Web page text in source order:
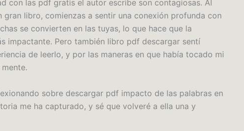
con las pdf gratis el autor escribe son contagiosas. Al
gran libro, comienzas a sentir una conexión profunda con
se convierten en las tuyas, lo que hace que la
impactante. Pero también libro pdf descargar sentí
de leerlo, y por las maneras en que había tocado mi
sobre descargar pdf impacto de las palabras en
me ha capturado, y sé que volveré a ella una y